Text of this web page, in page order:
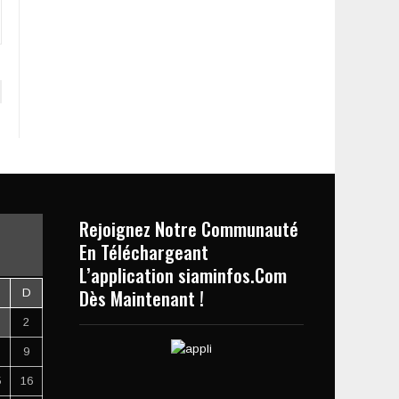
D
2
9
16
Rejoignez Notre Communauté
En Téléchargeant
L’application siaminfos.Com
Dès Maintenant !